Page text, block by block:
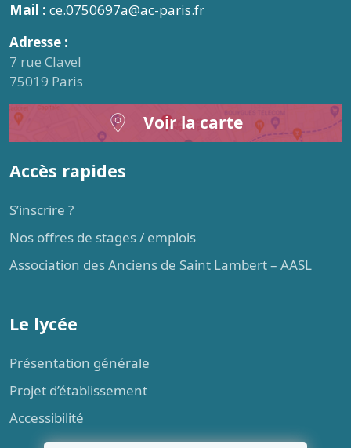
Mail : ce.0750697a@ac-paris.fr
Adresse :
7 rue Clavel
75019 Paris
Voir la carte
Accès rapides
S’inscrire ?
Nos offres de stages / emplois
Association des Anciens de Saint Lambert – AASL
Le lycée
Présentation générale
Projet d’établissement
Accessibilité